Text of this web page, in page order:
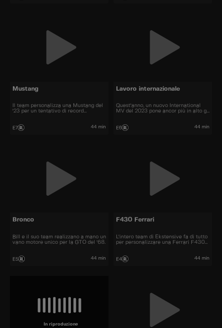
Mustang
Il team personalizza una Mustang del
'23 per un tentativo di record
E7 44 min
Lavoro internazionale
Quest'anno, un nuovo International
MV del 2023 pone ancor più in alto gli
E6 44 min
Bronco
Bill e il suo team realizzano a mano un
vano motore unico per la GTO del '68.
E5 44 min
F430 Ferrari
L'intero team di Ekstensive fa di tutto
per personalizzare una Ferrari F430
E4 44 min
In riproduzione